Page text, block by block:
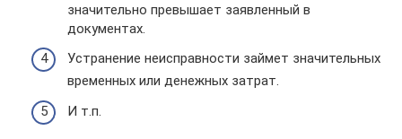
значительно превышает заявленный в
документах.
Устранение неисправности займет значительных
временных или денежных затрат.
И т.п.